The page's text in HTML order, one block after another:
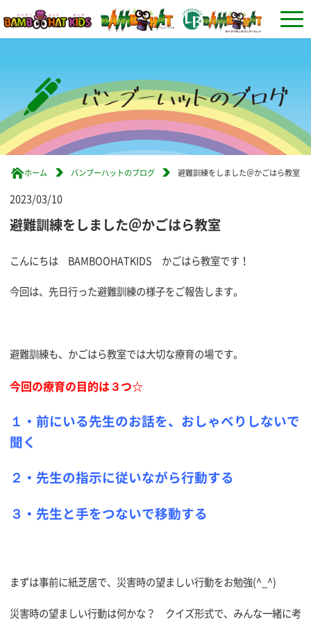
ホーム バンブーハットのブログ 避難訓練をしました＠かごはら教室
2023/03/10
避難訓練をしました＠かごはら教室
こんにちは BAMBOOHATKIDS かごはら教室です！
今回は、先日行った避難訓練の様子をご報告します。
避難訓練も、かごはら教室では大切な療育の場です。
今回の療育の目的は３つ☆
１・前にいる先生のお話を、おしゃべりしないで
聞く
２・先生の指示に従いながら行動する
３・先生と手をつないで移動する
まずは事前に紙芝居で、災害時の望ましい行動をお勉強(^_^)
災害時の望ましい行動は何かな？ クイズ形式で、みんな一緒に考